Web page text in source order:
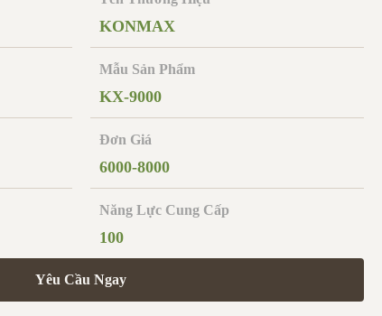
KONMAX
Mẫu Sản Phẩm
KX-9000
Đơn Giá
6000-8000
Năng Lực Cung Cấp
100
Yêu Cầu Ngay